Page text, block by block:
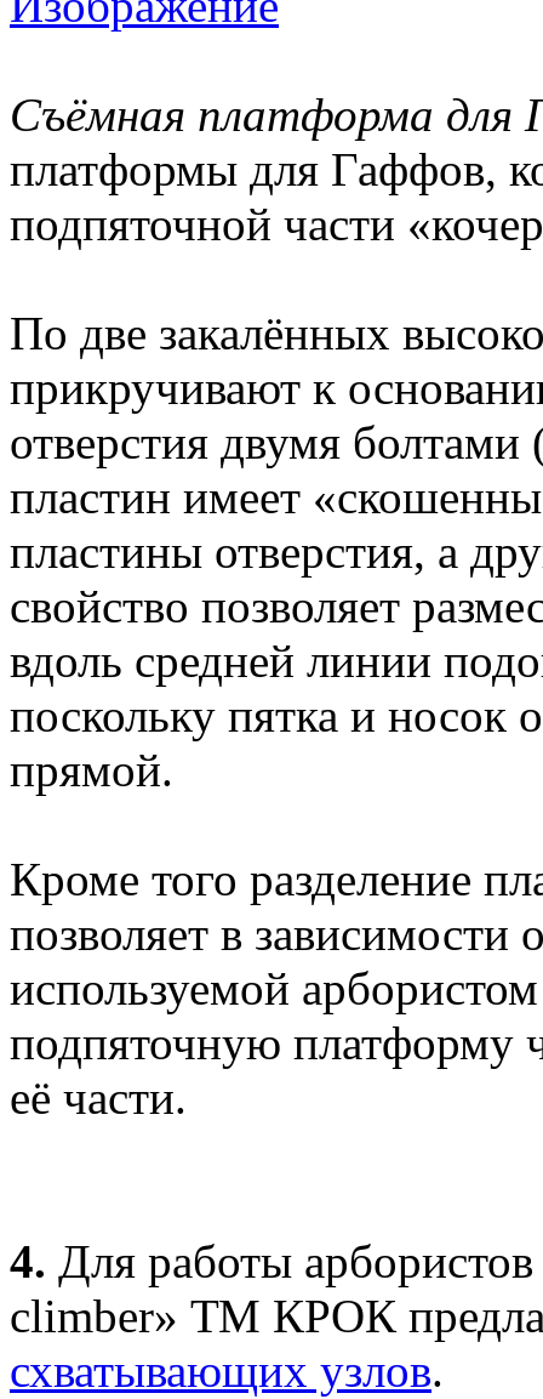
Съёмная платформа для
платформы для Гаффов,
подпяточной части
По две закалённых
прикручивают к
отверстия двумя
пластин имеет
пластины отверстия, а
свойство позволяет
вдоль средней линии
поскольку пятка и носок
прямой.
Кроме того разделение
позволяет в зависимости
используемой
подпяточную платформу
её части.
4. Для работы
climber» ТМ КРОК
схватывающих узлов.